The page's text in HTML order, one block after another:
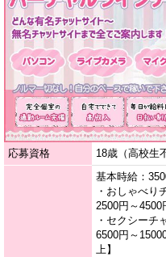
応募資格 18歳（高校生
基本時給：
・おしゃべり
2500円～4500
・セクシーチ
6500円～
上】